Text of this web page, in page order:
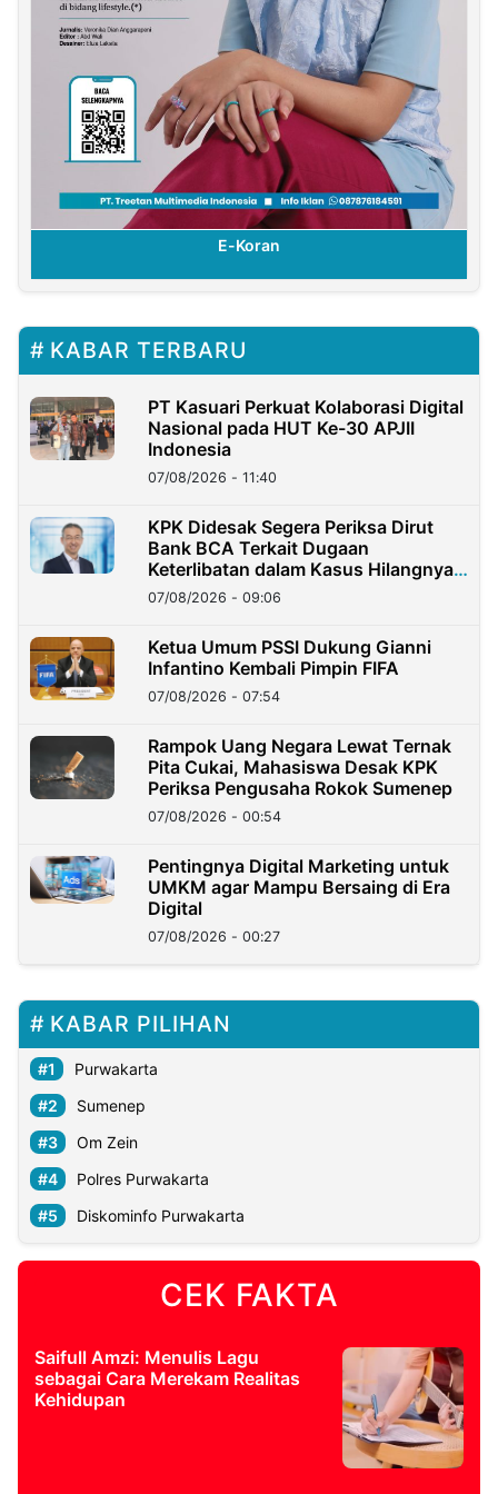
E-Koran
KABAR TERBARU
PT Kasuari Perkuat Kolaborasi Digital
Nasional pada HUT Ke-30 APJII
Indonesia
07/08/2026 - 11:40
KPK Didesak Segera Periksa Dirut
Bank BCA Terkait Dugaan
Keterlibatan dalam Kasus Hilangnya
Dana Nasabah Rp2,58 Miliar
07/08/2026 - 09:06
Ketua Umum PSSI Dukung Gianni
Infantino Kembali Pimpin FIFA
07/08/2026 - 07:54
Rampok Uang Negara Lewat Ternak
Pita Cukai, Mahasiswa Desak KPK
Periksa Pengusaha Rokok Sumenep
07/08/2026 - 00:54
Pentingnya Digital Marketing untuk
UMKM agar Mampu Bersaing di Era
Digital
07/08/2026 - 00:27
KABAR PILIHAN
Purwakarta
Sumenep
Om Zein
Polres Purwakarta
Diskominfo Purwakarta
CEK FAKTA
Saifull Amzi: Menulis Lagu
sebagai Cara Merekam Realitas
Kehidupan